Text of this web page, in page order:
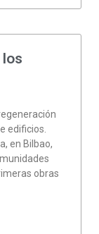
edificios.
en Bilbao,
obras